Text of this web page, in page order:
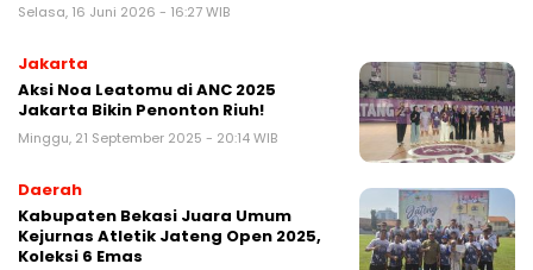
Selasa, 16 Juni 2026 - 16:27 WIB
Jakarta
Aksi Noa Leatomu di ANC 2025
Jakarta Bikin Penonton Riuh!
Minggu, 21 September 2025 - 20:14 WIB
Daerah
Kabupaten Bekasi Juara Umum
Kejurnas Atletik Jateng Open 2025,
Koleksi 6 Emas